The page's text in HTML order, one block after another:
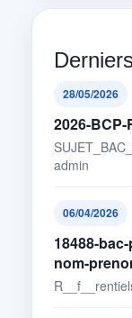
28/05/2026
2026-
admin
06/04/2026
18488-
nom-